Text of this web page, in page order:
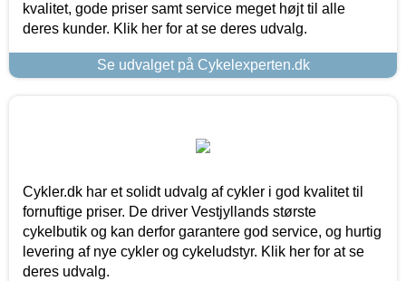
kvalitet, gode priser samt service meget højt til alle
deres kunder. Klik her for at se deres udvalg.
Se udvalget på Cykelexperten.dk
Cykler.dk har et solidt udvalg af cykler i god kvalitet til
fornuftige priser. De driver Vestjyllands største
cykelbutik og kan derfor garantere god service, og hurtig
levering af nye cykler og cykeludstyr. Klik her for at se
deres udvalg.